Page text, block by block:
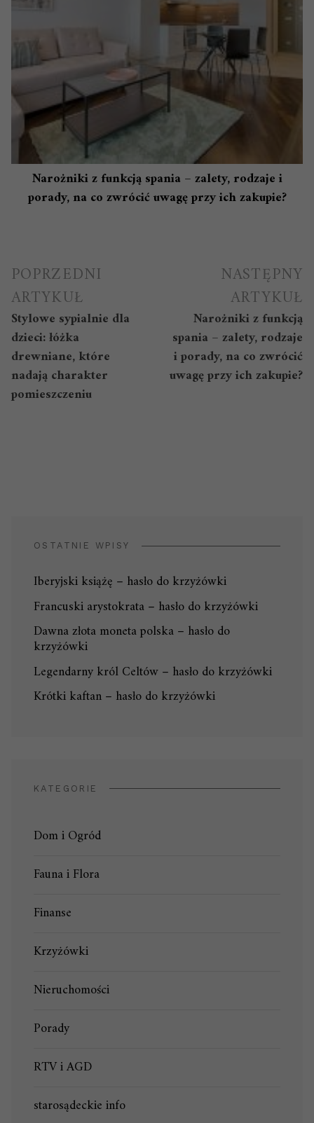
Narożniki z funkcją spania – zalety, rodzaje i
porady, na co zwrócić uwagę przy ich zakupie?
Nawigacja
wpisu
POPRZEDNI
ARTYKUŁ
Stylowe sypialnie dla
dzieci: łóżka
drewniane, które
nadają charakter
pomieszczeniu
NASTĘPNY
ARTYKUŁ
Narożniki z funkcją
spania – zalety, rodzaje
i porady, na co zwrócić
uwagę przy ich zakupie?
OSTATNIE WPISY
Iberyjski książę – hasło do krzyżówki
Francuski arystokrata – hasło do krzyżówki
Dawna złota moneta polska – hasło do
krzyżówki
Legendarny król Celtów – hasło do krzyżówki
Krótki kaftan – hasło do krzyżówki
KATEGORIE
Dom i Ogród
Fauna i Flora
Finanse
Krzyżówki
Nieruchomości
Porady
RTV i AGD
starosądeckie info